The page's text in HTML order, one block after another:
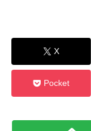
X
Pocket